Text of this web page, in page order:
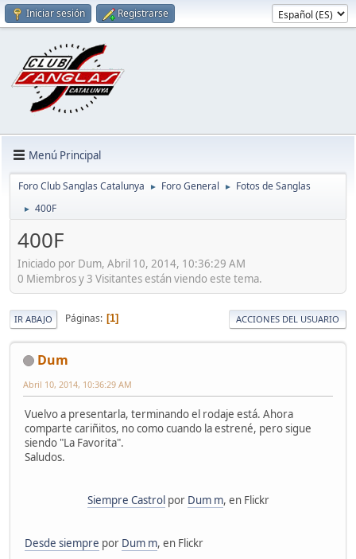
Iniciar sesión Registrarse
Menú Principal
Foro Club Sanglas Catalunya ► Foro General ► Fotos de Sanglas
► 400F
400F
Iniciado por Dum, Abril 10, 2014, 10:36:29 AM
0 Miembros y 3 Visitantes están viendo este tema.
IR ABAJO Páginas 1 ACCIONES DEL USUARIO
Dum
Abril 10, 2014, 10:36:29 AM
Vuelvo a presentarla, terminando el rodaje está. Ahora
comparte cariñitos, no como cuando la estrené, pero sigue
siendo "La Favorita".
Saludos.
Siempre Castrolpor Dum m, en Flickr
Desde siempre por Dum m, en Flickr